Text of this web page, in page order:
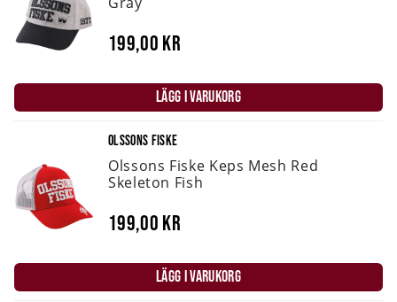
199,00 kr
LÄGG I VARUKORG
OLSSONS FISKE
Olssons Fiske Keps Mesh Red
Skeleton Fish
199,00 kr
LÄGG I VARUKORG